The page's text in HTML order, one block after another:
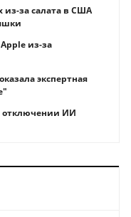
за салата в США
из-за
экспертная
отключении ИИ